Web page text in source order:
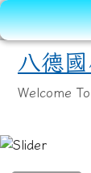
八德
Welcome